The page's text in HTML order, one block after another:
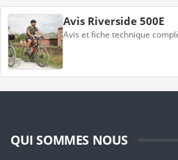
Avis Riverside 500E
Avis et fiche technique
QUI SOMMES NOUS